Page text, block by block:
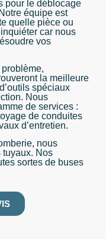
pour le déblocage
équipe est
quelle pièce ou
car nous
vos
la meilleure
spéciaux
Nous
de services :
de conduites
d’entretien.
nous
tuyaux. Nos
sortes de buses